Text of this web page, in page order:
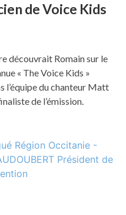
de Voice Kids
découvrait Romain sur le
« The Voice Kids »
l’équipe du chanteur Matt
de l’émission.